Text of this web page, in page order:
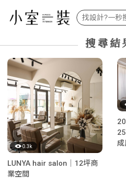
搜尋結
0.3k
LUNYA hair salon｜12坪商
業空間
成